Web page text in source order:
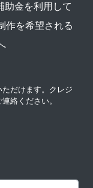
助金を利用して
作を希望される
だけます。クレジ
絡ください。